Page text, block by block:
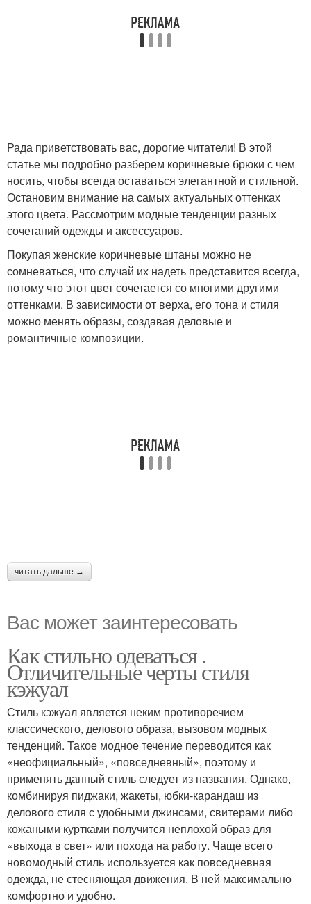
Рада приветствовать вас, дорогие читатели! В этой
статье мы подробно разберем коричневые брюки с чем
носить, чтобы всегда оставаться элегантной и стильной.
Остановим внимание на самых актуальных оттенках
этого цвета. Рассмотрим модные тенденции разных
сочетаний одежды и аксессуаров.
Покупая женские коричневые штаны можно не
сомневаться, что случай их надеть представится всегда,
потому что этот цвет сочетается со многими другими
оттенками. В зависимости от верха, его тона и стиля
можно менять образы, создавая деловые и
романтичные композиции.
читать дальше →
Вас может заинтересовать
Как стильно одеваться .
Отличительные черты стиля
кэжуал
Стиль кэжуал является неким противоречием
классического, делового образа, вызовом модных
тенденций. Такое модное течение переводится как
«неофициальный», «повседневный», поэтому и
применять данный стиль следует из названия. Однако,
комбинируя пиджаки, жакеты, юбки-карандаш из
делового стиля с удобными джинсами, свитерами либо
кожаными куртками получится неплохой образ для
«выхода в свет» или похода на работу. Чаще всего
новомодный стиль используется как повседневная
одежда, не стесняющая движения. В ней максимально
комфортно и удобно.